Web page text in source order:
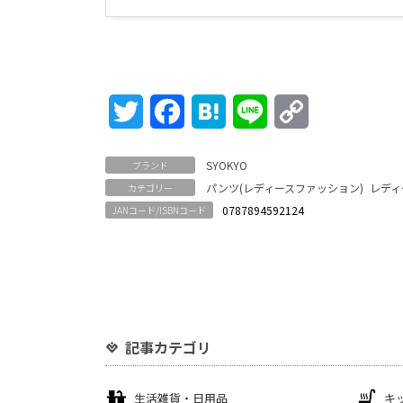
Twitter FacebookHatena Line
ブランド SYOKYO
カテゴリー パンツ(レディースファッション) レデ
JANコード/ISBNコード 0787894592124
記事カテゴリ
生活雑貨・日用品 キ